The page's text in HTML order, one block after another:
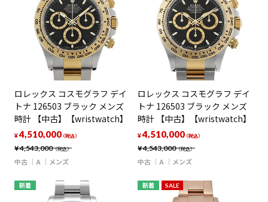
ロレックス コスモグラフ デイ
トナ 126503 ブラック メンズ
時計 【中古】【wristwatch】
¥4,543,000（税込）
¥4,510,000（税込）
中古 A メンズ
ロレックス コスモグラフ デイ
トナ 126503 ブラック メンズ
時計 【中古】【wristwatch】
¥4,543,000（税込）
¥4,510,000（税込）
中古 A メンズ
新着 新着 SALE